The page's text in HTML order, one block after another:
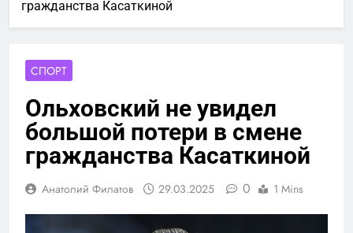
гражданства Касаткиной
СПОРТ
Ольховский не увидел
большой потери в смене
гражданства Касаткиной
Анатолий Филатов 29.03.2025 0 1 Mins